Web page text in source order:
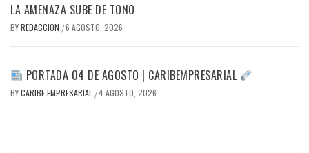
LA AMENAZA SUBE DE TONO
BYREDACCION /6 AGOSTO, 2026
PORTADA 04 DE AGOSTO | CARIBEMPRESARIAL
BYCARIBE EMPRESARIAL /4 AGOSTO, 2026